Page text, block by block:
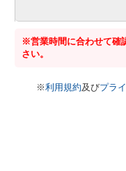
※営業時間に合わせて確
さい。
※利用規約及びプラ